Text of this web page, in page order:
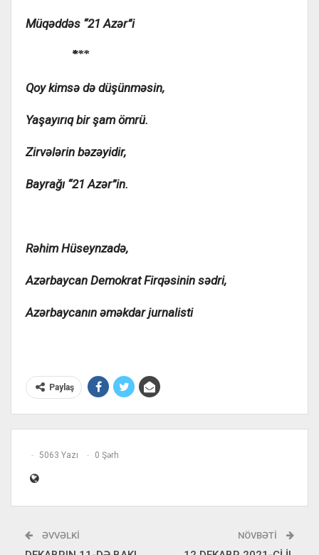
Müqəddəs “21 Azər”i
⃰⃰⃰ ⃰ ⃰
Qoy kimsə də düşünməsin,
Yaşayırıq bir şam ömrü.
Zirvələrin bəzəyidir,
Bayrağı “21 Azər”in.
Rəhim Hüseynzadə,
Azərbaycan Demokrat Firqəsinin sədri,
Azərbaycanın əməkdar jurnalisti
Paylaş
5063 Yazı 0 Şərh
ƏVVƏLKI NÖVBƏTI